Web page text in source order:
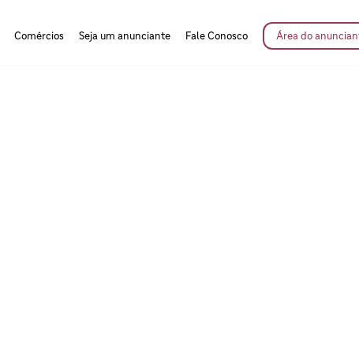
Comércios Seja um anunciante Fale Conosco Área do